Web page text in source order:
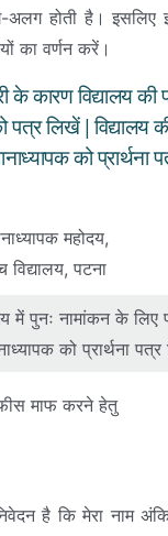
अलग होती है।
का वर्णन करें।
के कारण विद्यालय
पत्र लिखें |
को प्रार्थना
महोदय,
पटना
में पुनः नामांकन के लिए
को प्रार्थना
फीस माफ करने हेतु
कि मेरा नाम